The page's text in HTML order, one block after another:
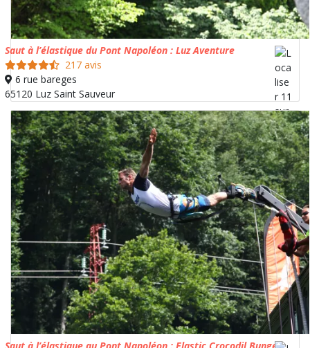
Saut à l’élastique du Pont Napoléon : Luz Aventure
217 avis
6 rue bareges
65120 Luz Saint Sauveur